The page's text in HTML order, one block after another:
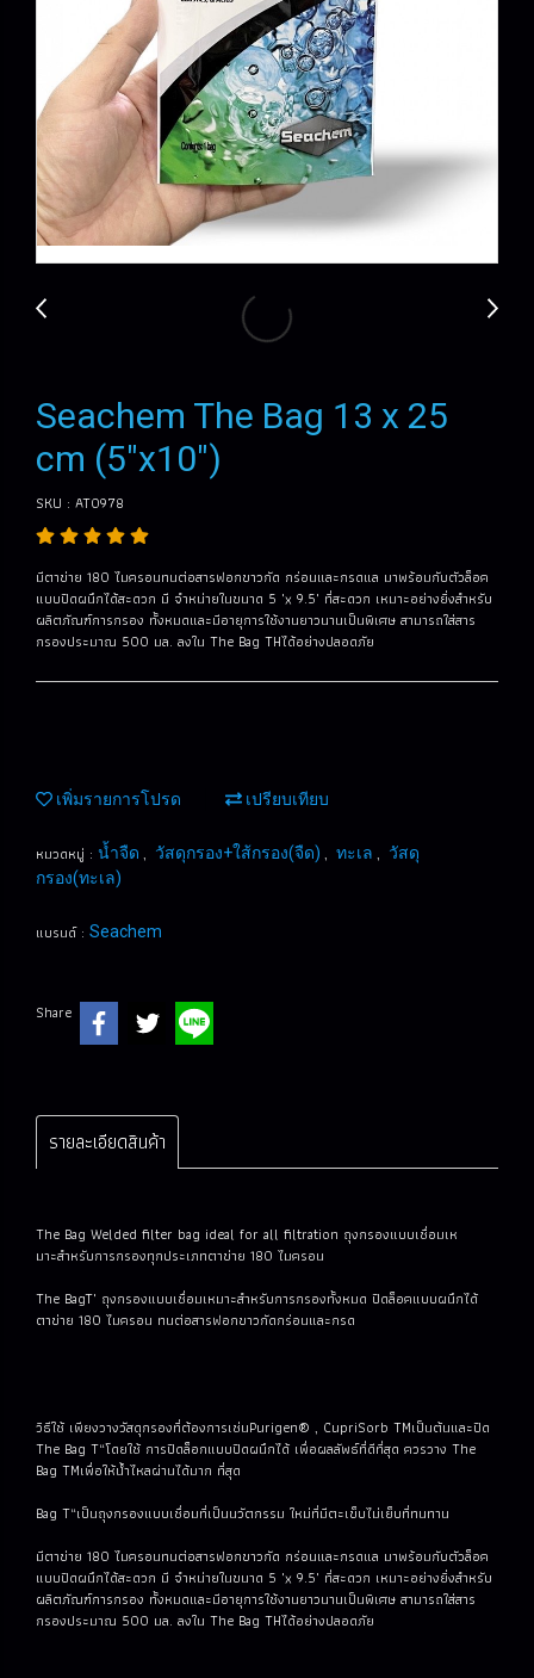
Seachem The Bag 13 x 25
cm (5"x10")
SKU : AT0978
มีตาข่าย 180 ไมครอนทนต่อสารฟอกขาวกัด กร่อนและกรดแล มาพร้อมกับตัวล็อค
แบบปิดผนึกได้สะดวก มี จําหน่ายในขนาด 5 "x 9.5" ที่สะดวก เหมาะอย่างยิ่งสําหรับ
ผลิตภัณฑ์การกรอง ทั้งหมดและมีอายุการใช้งานยาวนานเป็นพิเศษ สามารถใส่สาร
กรองประมาณ 500 มล. ลงใน The Bag THได้อย่างปลอดภัย
เพิ่มรายการโปรด เปรียบเทียบ
หมวดหมู่ : น้ำจืด , วัสดุกรอง+ใส้กรอง(จืด) , ทะเล , วัสดุ
กรอง(ทะเล)
แบรนด์ : Seachem
Share
รายละเอียดสินค้า
The Bag Welded filter bag ideal for all filtration ถุงกรองแบบเชื่อมเห
มาะสําหรับการกรองทุกประเภทตาข่าย 180 ไมครอน
The BagT" ถุงกรองแบบเชื่อมเหมาะสําหรับการกรองทั้งหมด ปิดล็อคแบบผนึกได้
ตาข่าย 180 ไมครอน ทนต่อสารฟอกขาวกัดกร่อนและกรด
วิธีใช้ เพียงวางวัสดุกรองที่ต้องการเช่นPurigen® , CupriSorb TMเป็นต้นและปิด
The Bag T“โดยใช้ การปิดล็อกแบบปิดผนึกได้ เพื่อผลลัพธ์ที่ดีที่สุด ควรวาง The
Bag TMเพื่อให้น้ําไหลผ่านได้มาก ที่สุด
Bag T“เป็นถุงกรองแบบเชื่อมที่เป็นนวัตกรรม ใหม่ที่มีตะเข็บไม่เย็บที่ทนทาน
มีตาข่าย 180 ไมครอนทนต่อสารฟอกขาวกัด กร่อนและกรดแล มาพร้อมกับตัวล็อค
แบบปิดผนึกได้สะดวก มี จําหน่ายในขนาด 5 "x 9.5" ที่สะดวก เหมาะอย่างยิ่งสําหรับ
ผลิตภัณฑ์การกรอง ทั้งหมดและมีอายุการใช้งานยาวนานเป็นพิเศษ สามารถใส่สาร
กรองประมาณ 500 มล. ลงใน The Bag THได้อย่างปลอดภัย